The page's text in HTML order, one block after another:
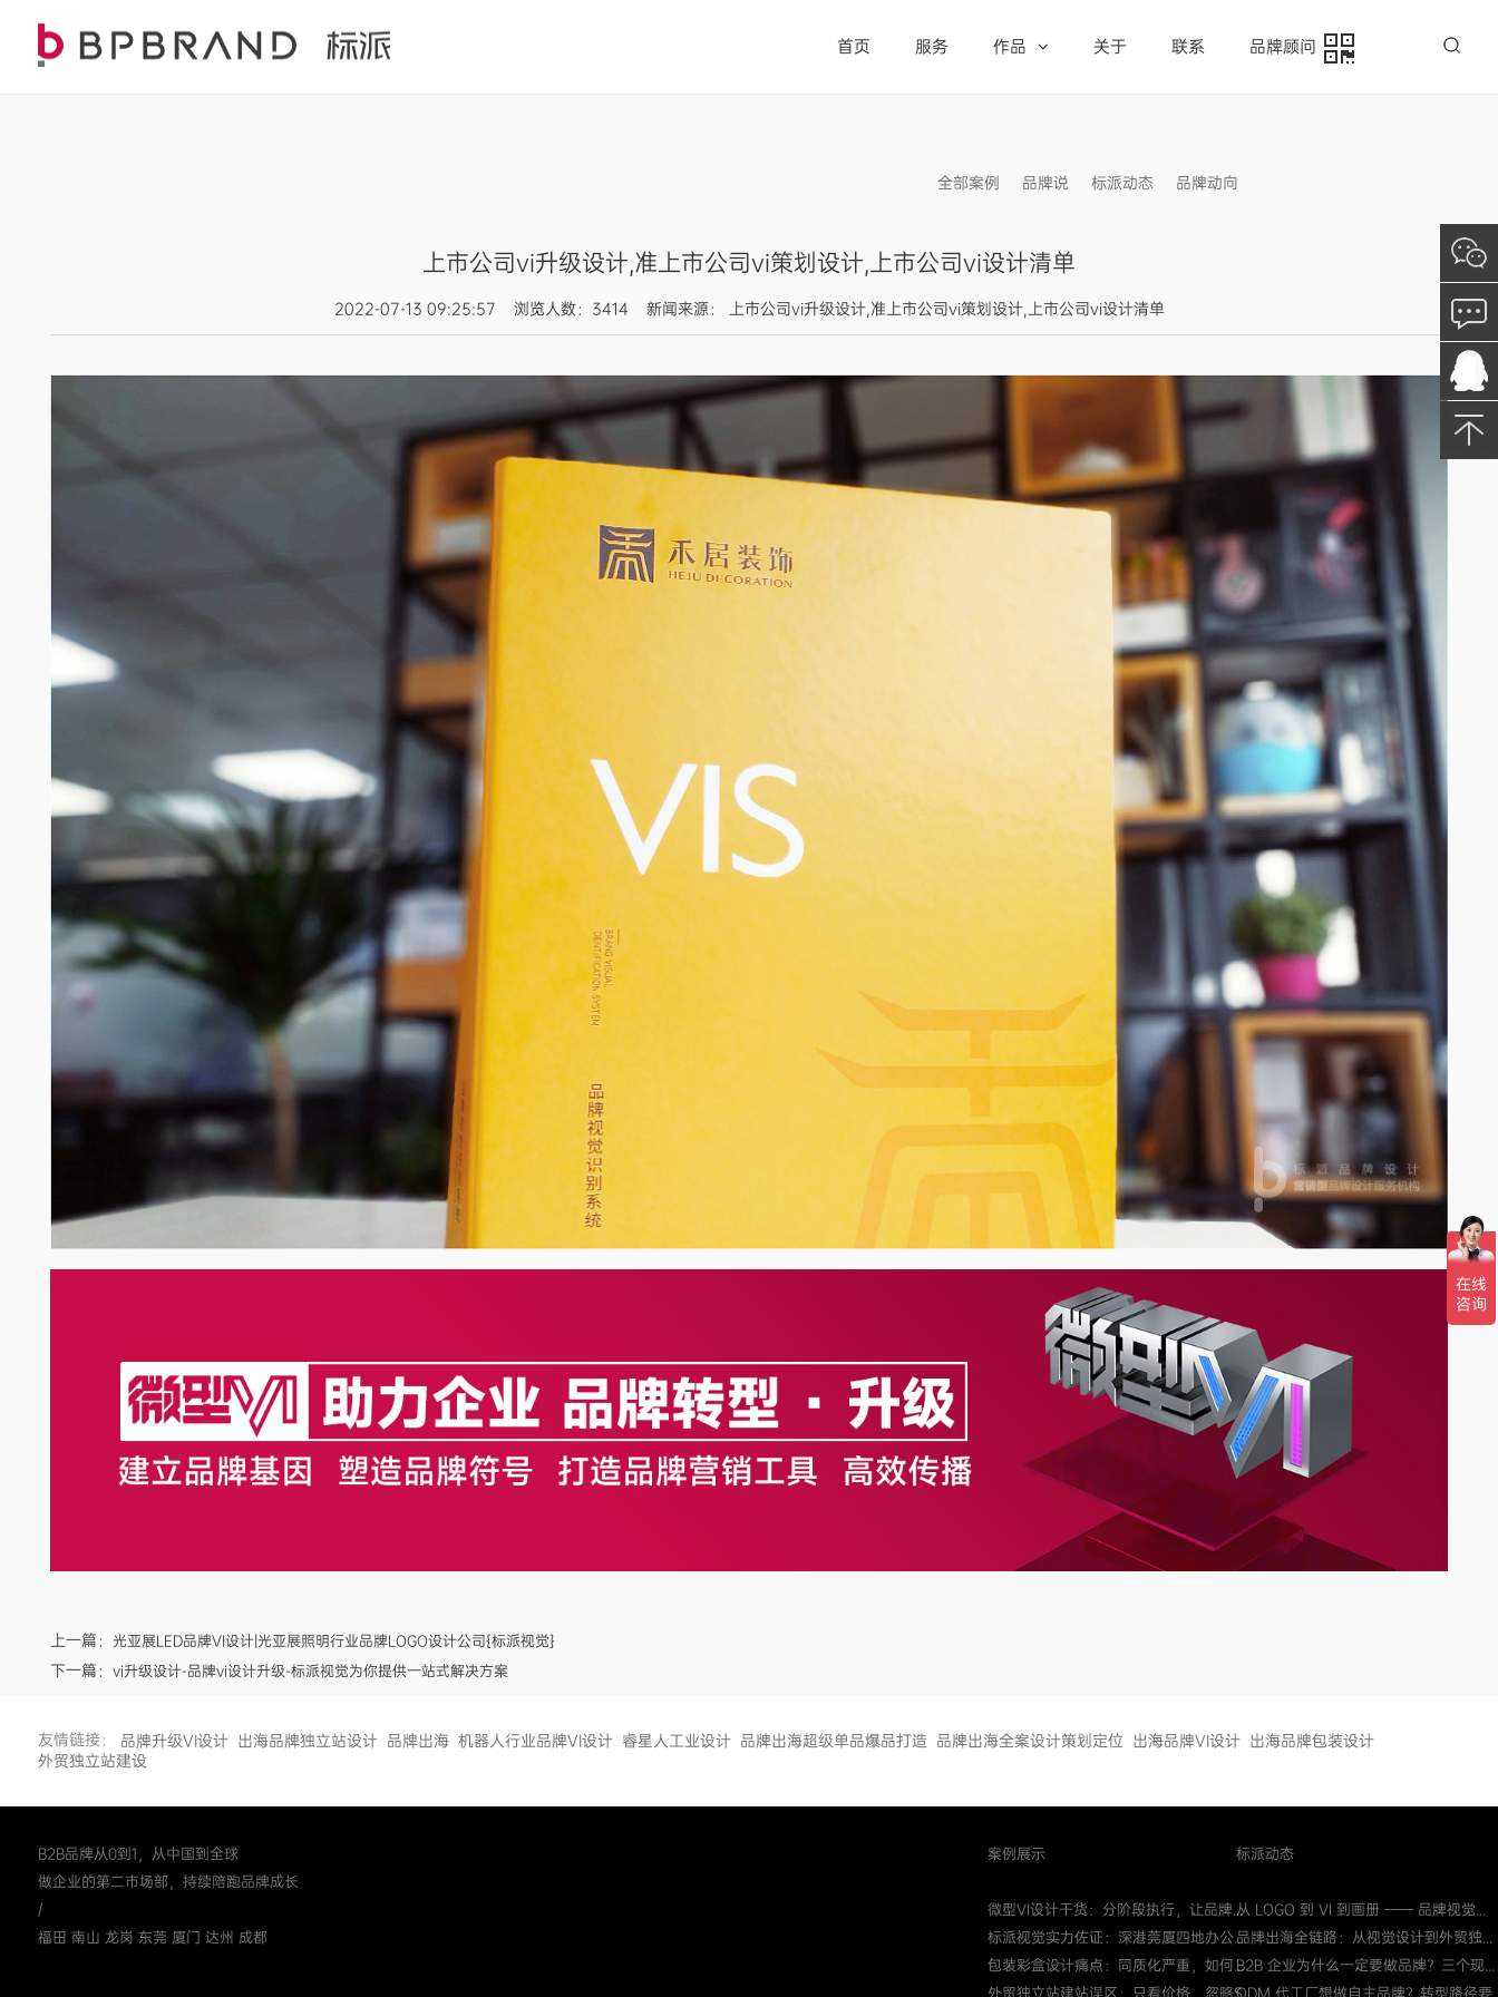
首页 服务 作品 关于 联系 品牌顾问
全部案例 品牌说 标派动态 品牌动向
上市公司vi升级设计,准上市公司vi策划设计,上市公司vi设计清单
2022-07-13 09:25:57 浏览人数：3414 新闻来源： 上市公司vi升级设计,准上市公司vi策划设计,上市公司vi设计清单
上一篇： 光亚展LED品牌VI设计|光亚展照明行业品牌LOGO设计公司{标派视觉}
下一篇： vi升级设计-品牌vi设计升级-标派视觉为你提供一站式解决方案
友情链接： 品牌升级VI设计 出海品牌独立站设计 品牌出海 机器人行业品牌VI设计 睿星人工业设计 品牌出海超级单品爆品打造 品牌出海全案设计策划定位 出海品牌VI设计 出海品牌包装设计
外贸独立站建设
B2B品牌从0到1，从中国到全球
做企业的第二市场部，持续陪跑品牌成长
/
福田 南山 龙岗 东莞 厦门 达州 成都
案例展示
微型VI设计干货：分阶段执行，让品牌...
标派视觉实力佐证：深港莞厦四地办公...
包装彩盒设计痛点：同质化严重，如何...
标派动态
从 LOGO 到 VI 到画册 —— 品牌视觉...
品牌出海全链路：从视觉设计到外贸独...
B2B 企业为什么一定要做品牌？三个现...